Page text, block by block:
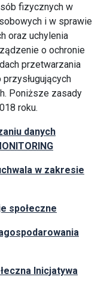
fizycznych w
i w sprawie
oraz uchylenia
o ochronie
przetwarzania
Poniższe zasady
roku.
danych
w zakresie
społeczne
Inicjatywa